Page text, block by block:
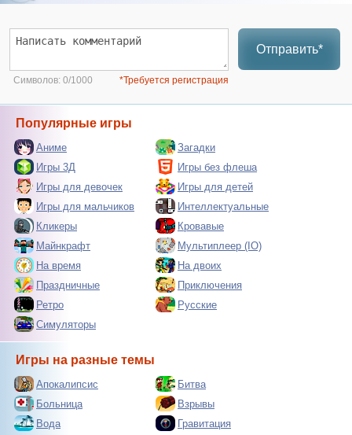
Отправить*
Символов: 0/1000 *Требуется регистрация
Популярные игры
Аниме
Загадки
Игры 3Д
Игры без флеша
Игры для девочек
Игры для детей
Игры для мальчиков
Интеллектуальные
Кликеры
Кровавые
Майнкрафт
Мультиплеер (IO)
На время
На двоих
Праздничные
Приключения
Ретро
Русские
Симуляторы
Игры на разные темы
Апокалипсис
Битва
Больница
Взрывы
Вода
Гравитация